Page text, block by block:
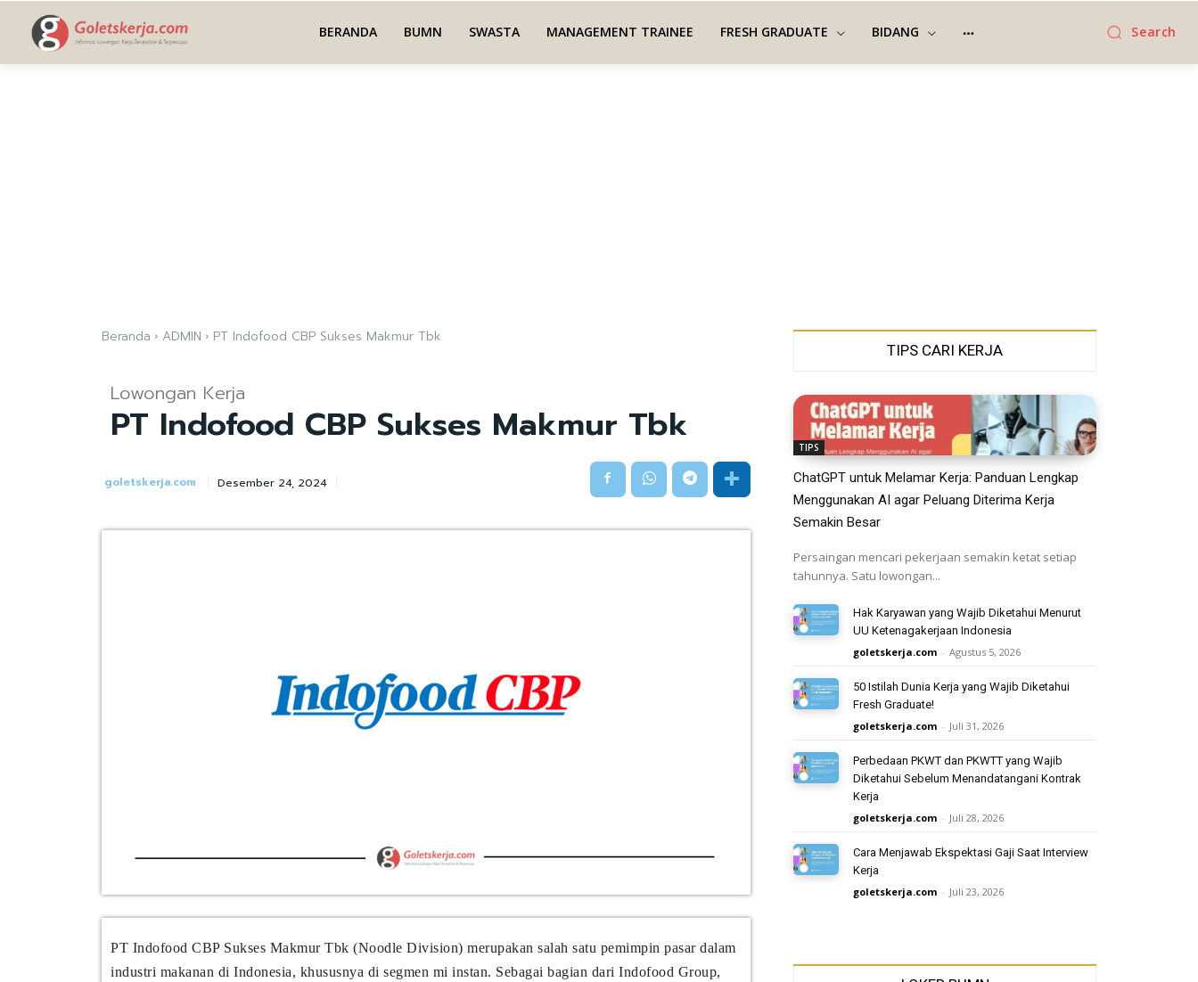
BERANDA BUMN SWASTA MANAGEMENT TRAINEE FRESH GRADUATE BIDANG Search
Beranda ADMIN PT Indofood CBP Sukses Makmur Tbk
Lowongan Kerja
PT Indofood CBP Sukses Makmur Tbk
goletskerja.com Desember 24, 2024
PT Indofood CBP Sukses Makmur Tbk (Noodle Division) merupakan salah satu pemimpin pasar dalam
industri makanan di Indonesia, khususnya di segmen mi instan. Sebagai bagian dari Indofood Group,
TIPS CARI KERJA
TIPS
ChatGPT untuk Melamar Kerja: Panduan Lengkap
Menggunakan AI agar Peluang Diterima Kerja
Semakin Besar
Persaingan mencari pekerjaan semakin ketat setiap
tahunnya. Satu lowongan...
Hak Karyawan yang Wajib Diketahui Menurut
UU Ketenagakerjaan Indonesia
goletskerja.com - Agustus 5, 2026
50 Istilah Dunia Kerja yang Wajib Diketahui
Fresh Graduate!
goletskerja.com - Juli 31, 2026
Perbedaan PKWT dan PKWTT yang Wajib
Diketahui Sebelum Menandatangani Kontrak
Kerja
goletskerja.com - Juli 28, 2026
Cara Menjawab Ekspektasi Gaji Saat Interview
Kerja
goletskerja.com - Juli 23, 2026